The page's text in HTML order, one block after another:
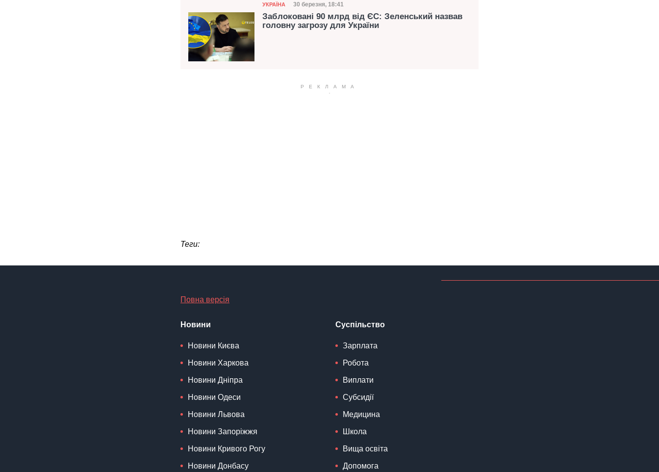
Категорія
УКРАЇНА Дата публікації
30 березня, 18:41
Заблоковані 90 млрд від ЄС: Зеленський назвав
головну загрозу для України
Теги:
Повна версія
Новини
Новини Києва
Новини Харкова
Новини Дніпра
Новини Одеси
Новини Львова
Новини Запоріжжя
Новини Кривого Рогу
Новини Донбасу
Суспільство
Зарплата
Робота
Виплати
Субсидії
Медицина
Школа
Вища освіта
Допомога